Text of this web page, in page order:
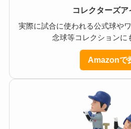
コレクターズア
実際に試合に使われる公式球や
念球等コレクションに
Amazonで